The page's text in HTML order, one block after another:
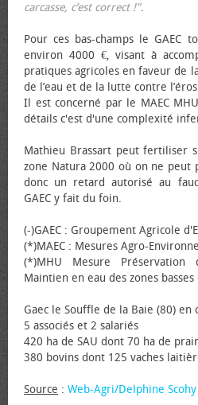
carcasse, c’est correct !".
Pour ces bas-champs le GAEC
environ 4000 €, visant à
pratiques agricoles en faveur de
de l’eau et de la lutte contre
Il est concerné par le MAEC
détails c'est d'une complexité
Mathieu Brassart peut fertiliser
zone Natura 2000 où on ne
donc un retard autorisé au
GAEC y fait du foin.
(-)GAEC : Groupement Agricole
(*)MAEC : Mesures Agro-
(*)MHU Mesure
Maintien en eau des zones
Gaec le Souffle de la Baie (80) en
5 associés et 2 salariés
420 ha de SAU dont 70 ha de
380 bovins dont 125 vaches
Source : Web-Agri/Delphine Scohy